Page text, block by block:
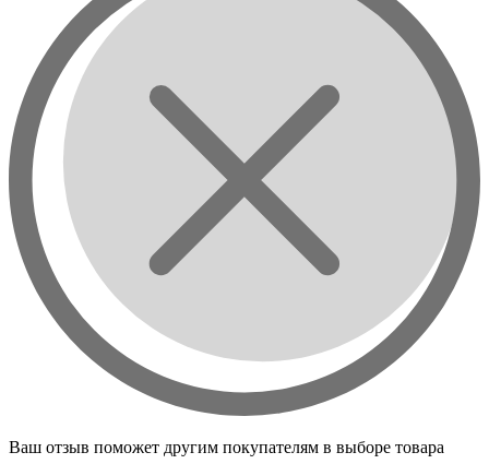
Ваш отзыв поможет другим покупателям в выборе товара